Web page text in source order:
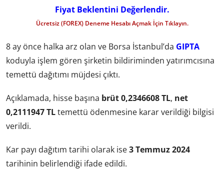
Fiyat Beklentini Değerlendir.
Ücretsiz (FOREX) Deneme Hesabı Açmak İçin Tıklayın.
8 ay önce halka arz olan ve Borsa İstanbul’da GIPTA
koduyla işlem gören şirketin bildiriminden yatırımcısına
temettü dağıtımı müjdesi çıktı.
Açıklamada, hisse başına brüt 0,2346608 TL, net
0,2111947 TLtemettü ödenmesine karar verildiği bilgisi
verildi.
Kar payı dağıtım tarihi olarak ise3 Temmuz 2024
tarihinin belirlendiği ifade edildi.